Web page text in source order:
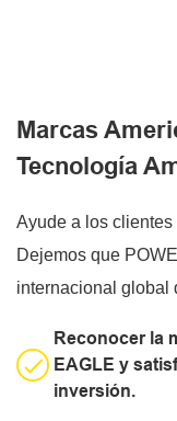
Marcas
Tecnología
Ayude a los
Dejemos que
internacional global
Reconocer la
EAGLE y
inversión.